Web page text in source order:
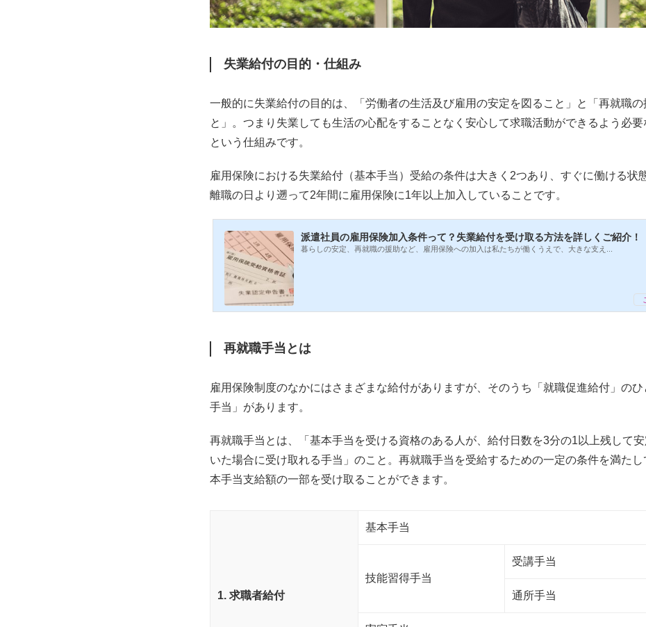
失業給付の目的・仕組み
一般的に失業給付の目的は、「労働者の生活及び雇用の安定を図ること」と「再就職の
と」。つまり失業しても生活の心配をすることなく安心して求職活動ができるよう必要
という仕組みです。
雇用保険における失業給付（基本手当）受給の条件は大きく2つあり、すぐに働ける状
離職の日より遡って2年間に雇用保険に1年以上加入していることです。
派遣社員の雇用保険加入条件って？失業給付を受け取る方法を詳しくご紹介！
暮らしの安定、再就職の援助など、雇用保険への加入は私たちが働くうえで、大きな支え...
再就職手当とは
雇用保険制度のなかにはさまざまな給付がありますが、そのうち「就職促進給付」の
手当」があります。
再就職手当とは、「基本手当を受ける資格のある人が、給付日数を3分の1以上残して
いた場合に受け取れる手当」のこと。再就職手当を受給するための一定の条件を満た
本手当支給額の一部を受け取ることができます。
1. 求職者給付
基本手当
技能習得手当
受講手当
通所手当